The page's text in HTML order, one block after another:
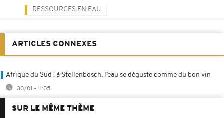
RESSOURCES EN EAU
ARTICLES CONNEXES
Afrique du Sud : à Stellenbosch, l’eau se déguste comme du bon vin
30/01 - 11:05
SUR LE MÊME THÈME